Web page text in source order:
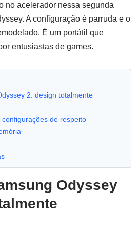
no acelerador nessa segunda
A configuração é parruda e o
É um portátil que
entusiastas de games.
2: design totalmente
de respeito
Odyssey